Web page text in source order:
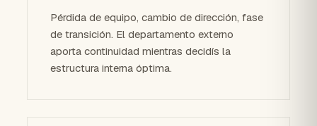
Pérdida de equipo, cambio de dirección, fase
de transición. El departamento externo
aporta continuidad mientras decidís la
estructura interna óptima.